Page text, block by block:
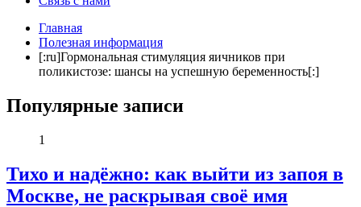
Главная
Полезная информация
[:ru]Гормональная стимуляция яичников при
поликистозе: шансы на успешную беременность[:]
Популярные записи
1
Тихо и надёжно: как выйти из запоя в
Москве, не раскрывая своё имя